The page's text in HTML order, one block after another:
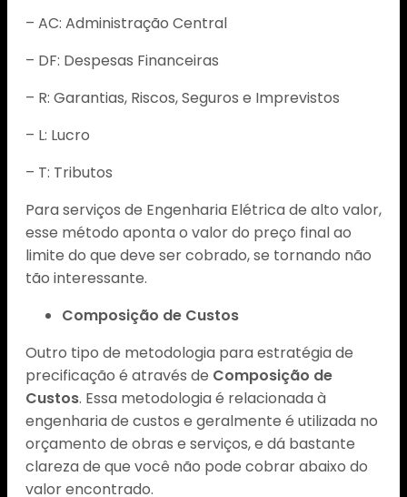
– AC: Administração Central
– DF: Despesas Financeiras
– R: Garantias, Riscos, Seguros e Imprevistos
– L: Lucro
– T: Tributos
Para serviços de Engenharia Elétrica de alto valor,
esse método aponta o valor do preço final ao
limite do que deve ser cobrado, se tornando não
tão interessante.
Composição de Custos
Outro tipo de metodologia para estratégia de
precificação é através de Composição de
Custos. Essa metodologia é relacionada à
engenharia de custos e geralmente é utilizada no
orçamento de obras e serviços, e dá bastante
clareza de que você não pode cobrar abaixo do
valor encontrado.